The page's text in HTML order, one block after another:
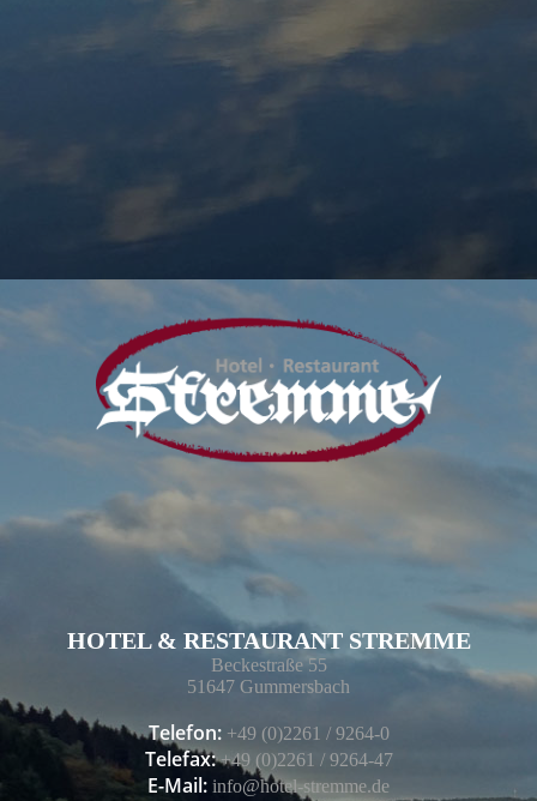
HOTEL & RESTAURANT STREMME
Beckestraße 55
51647 Gummersbach
Telefon: +49 (0)2261 / 9264-0
Telefax: +49 (0)2261 / 9264-47
E-Mail: info@hotel-stremme.de